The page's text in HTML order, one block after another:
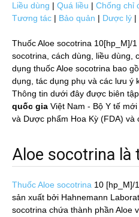
Liều dùng | Quá liều | Chống chỉ
Tương tác | Bảo quản | Dược lý |
Thuốc Aloe socotrina 10[hp_M]/
socotrina, cách dùng, liều dùng,
dụng thuốc Aloe socotrina bao
dụng, tác dụng phụ và các lưu ý
Thông tin dưới đây được biên
quốc gia Việt Nam - Bộ Y tế
và Dược phẩm Hoa Kỳ (FDA) và
Aloe socotrina là
Thuốc Aloe socotrina 10 [hp_M]/1
sản xuất bởi Hahnemann
socotrina chứa thành phần Aloe